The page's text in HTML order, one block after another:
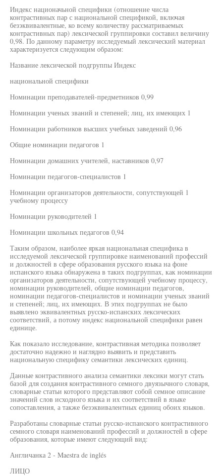
Индекс национачьной специфики (отношение числа
контрастивных пар с национальной спецификой, включая
безэквивалентные, ко всему количеству рассматриваемых
контрастивных пар) лексической группировки составил величину
0,98. По данному параметру исследуемый лексический материал
характеризуется следующим образом:
Название лексической подгруппы Индекс
национальной специфики
Номинации преподавателей-предметников 0,99
Номинации ученых званий и степеней; лиц, их имеющих 1
Номинации работников высших учебных заведений 0,96
Общие номинации педагогов 1
Номинации домашних учителей, наставников 0,97
Номинации педагогов-специалистов 1
Номинации организаторов деятельности, сопутствующей 1
учебному процессу
Номинации руководителей 1
Номинации школьных педагогов 0,94
Таким образом, наиболее яркая национальная специфика в
исследуемой лексической группировке наименований профессий
и должностей в сфере образования русского языка на фоне
испанского языка обнаружена в таких подгруппах, как номинации
организаторов деятельности, сопутствующей учебному процессу,
номинации руководителей, общие номинации педагогов,
номинации педагогов-специалистов и номинации ученых званий
и степеней; лиц, их имеющих. В этих подгруппах не было
выявлено эквивалентных русско-испанских лексических
соответствий, а потому индекс национальной специфики равен
единице.
Как показало исследование, контрастивная методика позволяет
достаточно надежно и наглядно выявить и представить
национальную специфику семантики лексических единиц.
Данные контрастивного анализа семантики лексики могут стать
базой для создания контрастивного семного двуязычного словаря,
словарные статьи которого представляют собой семное описание
значений слов исходного языка и их соответствий в языке
сопоставления, а также безэквивалентных единиц обоих языков.
Разработаны словарные статьи русско-испанского контрастивного
семного словаря наименований профессий и должностей в сфере
образования, которые имеют следующий вид:
Англичанка 2 - Maestra de inglés
ЛИЦО